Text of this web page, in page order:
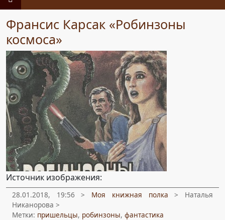
Франсис Карсак «Робинзоны
космоса»
Источник изображения:
28.01.2018, 19:56 > Моя книжная полка > Наталья
Никанорова >
Метки: пришельцы, робинзоны, фантастика